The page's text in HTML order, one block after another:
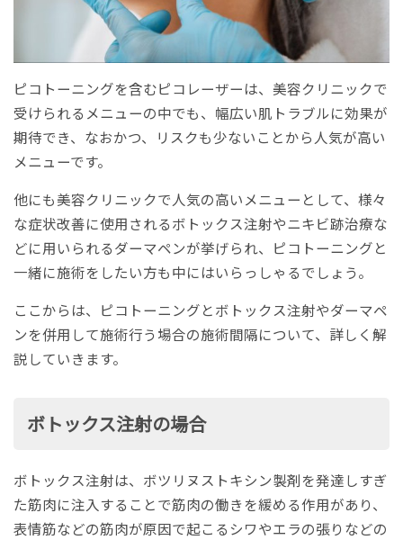
ピコトーニングを含むピコレーザーは、美容クリニックで
受けられるメニューの中でも、幅広い肌トラブルに効果が
期待でき、なおかつ、リスクも少ないことから人気が高い
メニューです。
他にも美容クリニックで人気の高いメニューとして、様々
な症状改善に使用されるボトックス注射やニキビ跡治療な
どに用いられるダーマペンが挙げられ、ピコトーニングと
一緒に施術をしたい方も中にはいらっしゃるでしょう。
ここからは、ピコトーニングとボトックス注射やダーマペ
ンを併用して施術行う場合の施術間隔について、詳しく解
説していきます。
ボトックス注射の場合
ボトックス注射は、ボツリヌストキシン製剤を発達しすぎ
た筋肉に注入することで筋肉の働きを緩める作用があり、
表情筋などの筋肉が原因で起こるシワやエラの張りなどの